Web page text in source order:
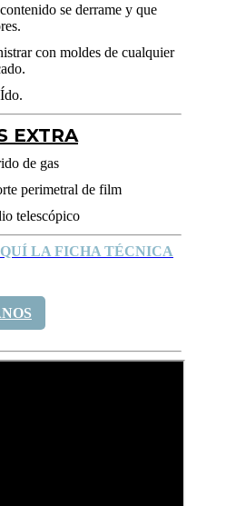
se derrame y que
con moldes de cualquier
EXTRA
de gas
perimetral de film
telescópico
LA FICHA TÉCNICA